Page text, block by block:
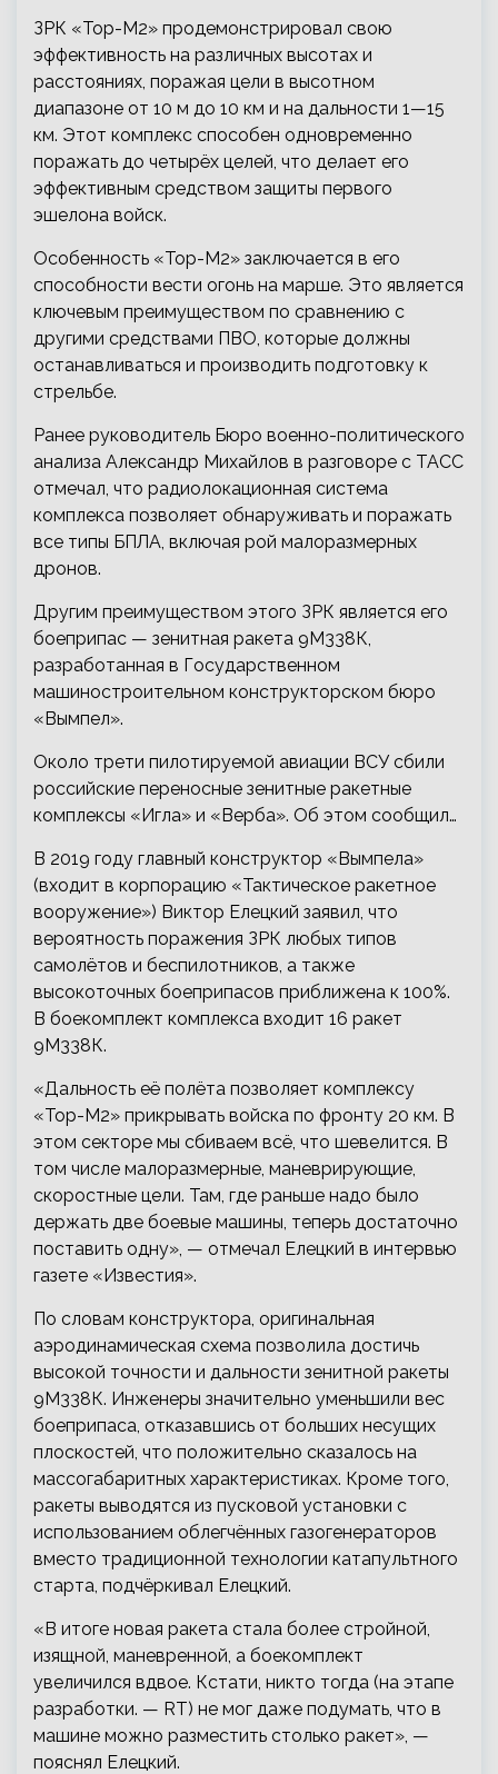
ЗРК «Тор-М2» продемонстрировал свою
эффективность на различных высотах и
расстояниях, поражая цели в высотном
диапазоне от 10 м до 10 км и на дальности 1—15
км. Этот комплекс способен одновременно
поражать до четырёх целей, что делает его
эффективным средством защиты первого
эшелона войск.
Особенность «Тор-М2» заключается в его
способности вести огонь на марше. Это является
ключевым преимуществом по сравнению с
другими средствами ПВО, которые должны
останавливаться и производить подготовку к
стрельбе.
Ранее руководитель Бюро военно-политического
анализа Александр Михайлов в разговоре с ТАСС
отмечал, что радиолокационная система
комплекса позволяет обнаруживать и поражать
все типы БПЛА, включая рой малоразмерных
дронов.
Другим преимуществом этого ЗРК является его
боеприпас — зенитная ракета 9М338К,
разработанная в Государственном
машиностроительном конструкторском бюро
«Вымпел».
Около трети пилотируемой авиации ВСУ сбили
российские переносные зенитные ракетные
комплексы «Игла» и «Верба». Об этом сообщил…
В 2019 году главный конструктор «Вымпела»
(входит в корпорацию «Тактическое ракетное
вооружение») Виктор Елецкий заявил, что
вероятность поражения ЗРК любых типов
самолётов и беспилотников, а также
высокоточных боеприпасов приближена к 100%.
В боекомплект комплекса входит 16 ракет
9М338К.
«Дальность её полёта позволяет комплексу
«Тор-М2» прикрывать войска по фронту 20 км. В
этом секторе мы сбиваем всё, что шевелится. В
том числе малоразмерные, маневрирующие,
скоростные цели. Там, где раньше надо было
держать две боевые машины, теперь достаточно
поставить одну», — отмечал Елецкий в интервью
газете «Известия».
По словам конструктора, оригинальная
аэродинамическая схема позволила достичь
высокой точности и дальности зенитной ракеты
9М338К. Инженеры значительно уменьшили вес
боеприпаса, отказавшись от больших несущих
плоскостей, что положительно сказалось на
массогабаритных характеристиках. Кроме того,
ракеты выводятся из пусковой установки с
использованием облегчённых газогенераторов
вместо традиционной технологии катапультного
старта, подчёркивал Елецкий.
«В итоге новая ракета стала более стройной,
изящной, маневренной, а боекомплект
увеличился вдвое. Кстати, никто тогда (на этапе
разработки. — RT) не мог даже подумать, что в
машине можно разместить столько ракет», —
пояснял Елецкий.